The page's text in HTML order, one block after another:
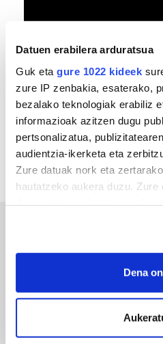
Datuen erabilera arduratsua
Guk eta gure 1022 kideek
zure IP zenbakia, esaterako,
bezalako teknologiak erabiliz
informazioak azitzen dugu
pertsonalizatua,
audientzia-ikerketa eta
Zure datuak nork eta
hautatzeko aukera duzu. Zure
If you allow, we would also
Collect information
meters
Identify your device by
specific characteristics
Dena
MEMORIA HISTORIKOA
«Gai tabua izan da etxe
azkeneko momentuan